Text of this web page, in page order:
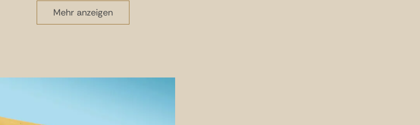
Mehr anzeigen